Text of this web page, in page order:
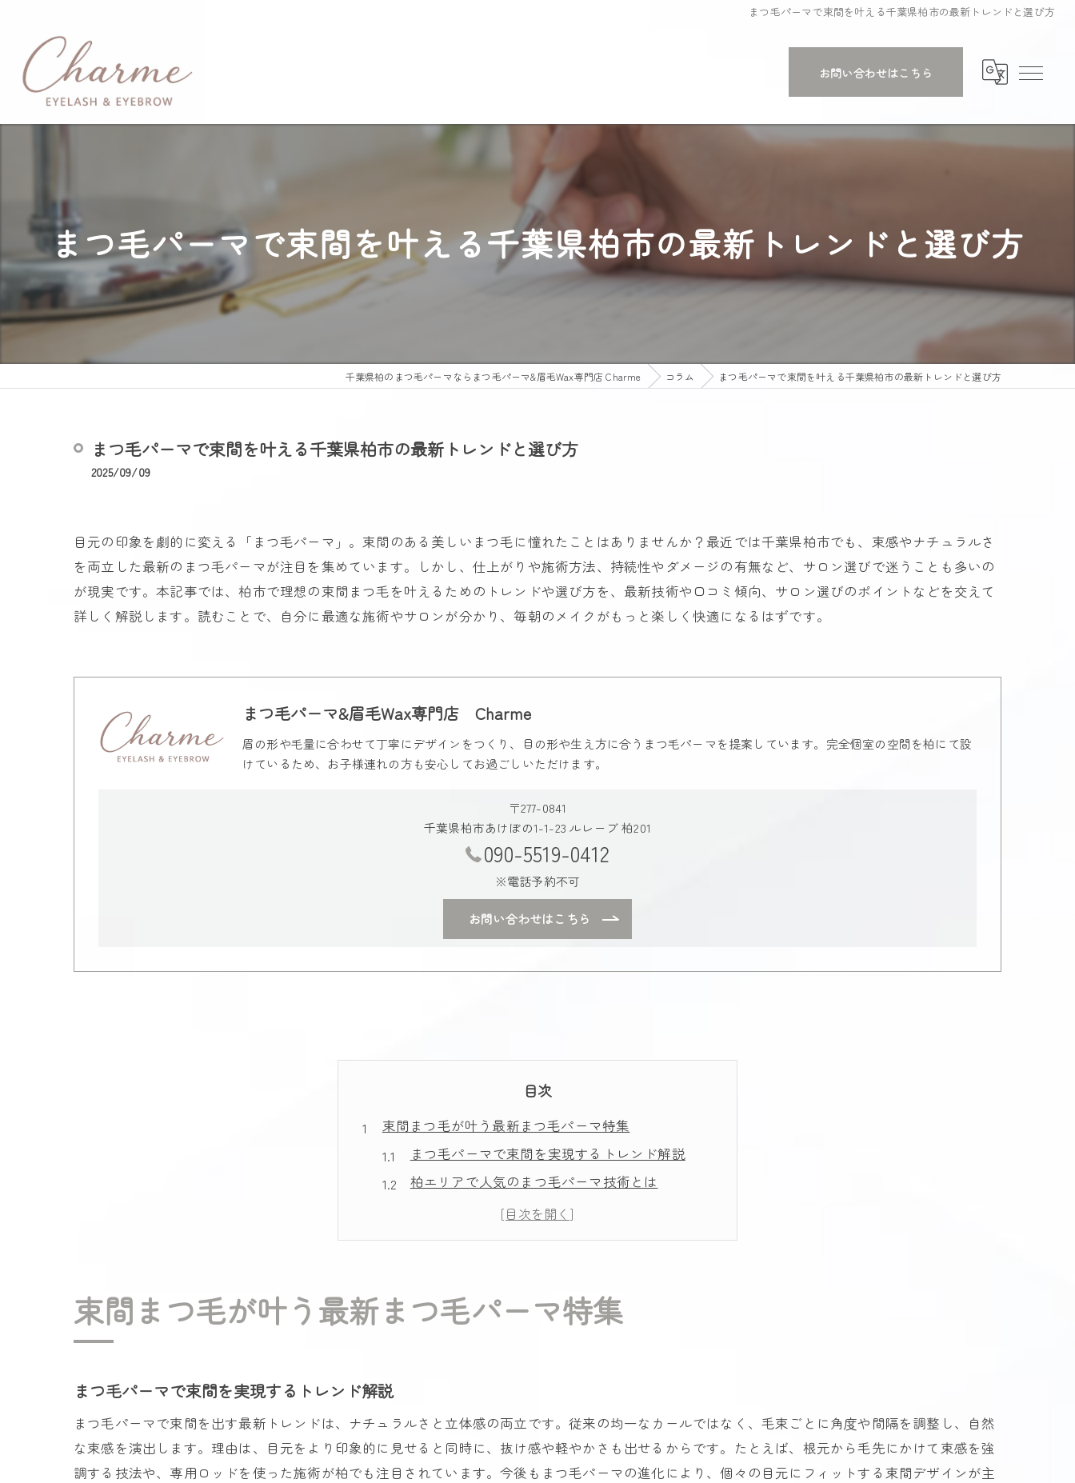
まつ毛パーマで束間を叶える千葉県柏市の最新トレンドと選び方
お問い合わせはこちら
まつ毛パーマで束間を叶える千葉県柏市の最新トレンドと選び方
千葉県柏のまつ毛パーマならまつ毛パーマ&眉毛Wax専門店 Charme コラム まつ毛パーマで束間を叶える千葉県柏市の最新トレンドと選び方
まつ毛パーマで束間を叶える千葉県柏市の最新トレンドと選び方
2025/09/09
目元の印象を劇的に変える「まつ毛パーマ」。束間のある美しいまつ毛に憧れたことはありませんか？最近では千葉県柏市でも、束感やナチュラルさ
を両立した最新のまつ毛パーマが注目を集めています。しかし、仕上がりや施術方法、持続性やダメージの有無など、サロン選びで迷うことも多いの
が現実です。本記事では、柏市で理想の束間まつ毛を叶えるためのトレンドや選び方を、最新技術や口コミ傾向、サロン選びのポイントなどを交えて
詳しく解説します。読むことで、自分に最適な施術やサロンが分かり、毎朝のメイクがもっと楽しく快適になるはずです。
まつ毛パーマ&眉毛Wax専門店 Charme
眉の形や毛量に合わせて丁寧にデザインをつくり、目の形や生え方に合うまつ毛パーマを提案しています。完全個室の空間を柏にて設
けているため、お子様連れの方も安心してお過ごしいただけます。
〒277-0841
千葉県柏市あけぼの1-1-23 ルレーブ 柏201
090-5519-0412
※電話予約不可
お問い合わせはこちら
目次
束間まつ毛が叶う最新まつ毛パーマ特集
まつ毛パーマで束間を実現するトレンド解説
柏エリアで人気のまつ毛パーマ技術とは
自然な束間を出すまつ毛パーマの魅力
束感重視のまつ毛パーマで理想の目元へ
まつ毛パーマ柏の選び方と注意点を紹介
理想の束感を目指すなら柏市のまつ毛パーマ
まつ毛パーマ柏駅近で通いやすさを重視する理由
学割や口コミで選ぶまつ毛パーマ柏最新事情
束間まつ毛が叶う最新まつ毛パーマ特集
まつ毛パーマで束間を実現するトレンド解説
まつ毛パーマで束間を出す最新トレンドは、ナチュラルさと立体感の両立です。従来の均一なカールではなく、毛束ごとに角度や間隔を調整し、自然
な束感を演出します。理由は、目元をより印象的に見せると同時に、抜け感や軽やかさも出せるからです。たとえば、根元から毛先にかけて束感を強
調する技法や、専用ロッドを使った施術が柏でも注目されています。今後もまつ毛パーマの進化により、個々の目元にフィットする束間デザインが主